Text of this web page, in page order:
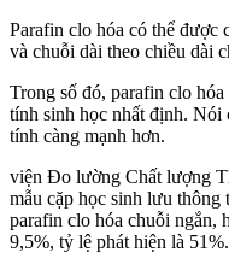
Parafin clo hóa có thể được
và chuỗi dài theo chiều dài
Trong số đó, parafin clo
tính sinh học nhất định. Nói
tính càng mạnh hơn.
viện Đo lường Chất lượng
mẫu cặp học sinh lưu
parafin clo hóa chuỗi ngắn,
9,5%, tỷ lệ phát hiện là 51%.